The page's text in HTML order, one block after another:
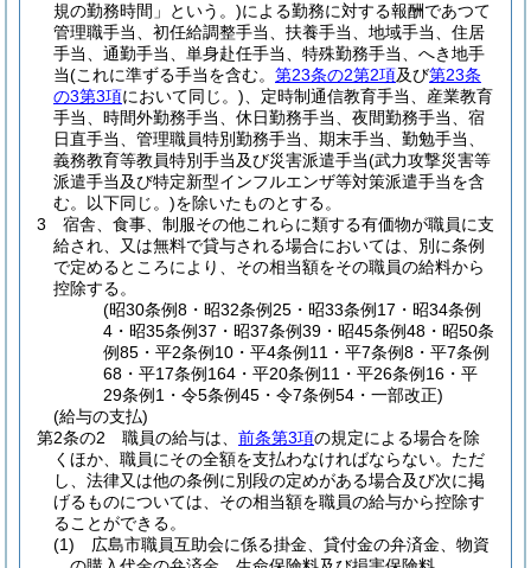
規の勤務時間」という。)による勤務に対する報酬であつて
管理職手当、初任給調整手当、扶養手当、地域手当、住居
手当、通勤手当、単身赴任手当、特殊勤務手当、へき地手
当(これに準ずる手当を含む。 第23条の2第2項及び第23条
の3第3項において同じ。) 、定時制通信教育手当、産業教育
手当、時間外勤務手当、休日勤務手当、夜間勤務手当、宿
日直手当、管理職員特別勤務手当、期末手当、勤勉手当、
義務教育等教員特別手当及び災害派遣手当(武力攻撃災害等
派遣手当及び特定新型インフルエンザ等対策派遣手当を含
む。以下同じ。)を除いたものとする。
3
宿舎、食事、制服その他これらに類する有価物が職員に支
給され、又は無料で貸与される場合においては、別に条例
で定めるところにより、その相当額をその職員の給料から
控除する。
(昭30条例8・昭32条例25・昭33条例17・昭34条例
4・昭35条例37・昭37条例39・昭45条例48・昭50条
例85・平2条例10・平4条例11・平7条例8・平7条例
68・平17条例164・平20条例11・平26条例16・平
29条例1・令5条例45・令7条例54・一部改正)
(給与の支払)
第2条の2
職員の給与は、 前条第3項の規定による場合を除
くほか、職員にその全額を支払わなければならない。 ただ
し、法律又は他の条例に別段の定めがある場合及び次に掲
げるものについては、その相当額を職員の給与から控除す
ることができる。
(1)
広島市職員互助会に係る掛金、貸付金の弁済金、物資